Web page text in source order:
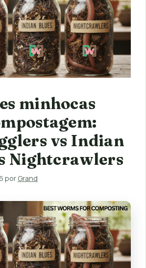
minhocas
vs Indian
Nightcrawlers
por Grand